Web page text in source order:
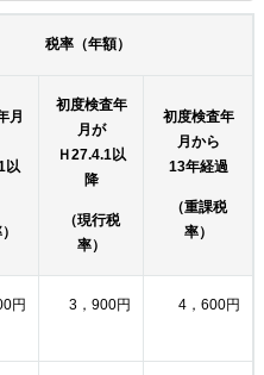
税率（年額）
月
以
初度検査年
月が
Ｈ27.4.1以
降
（現行税
率）
初度検査年
月から
13年経過
（重課税
率）
円 3，900円 4，600円